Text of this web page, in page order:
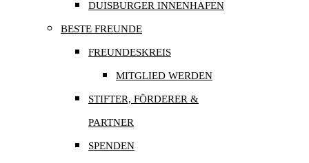
DUISBURGER INNENHAFEN
BESTE FREUNDE
FREUNDESKREIS
MITGLIED WERDEN
STIFTER, FÖRDERER &
PARTNER
SPENDEN